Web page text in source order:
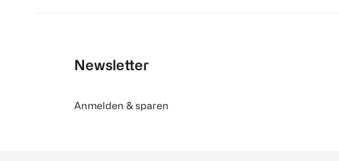
Newsletter
Anmelden & sparen